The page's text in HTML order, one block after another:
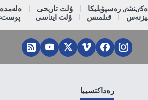
ەكٸنشٸ رەسپۋبليكا ۇلت تاريحى ەلەمدە
قىلمىس ۇلت ايناسى پوستtimes
رەداكتسييا